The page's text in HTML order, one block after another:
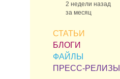
2 недели назад
за месяц
СТАТЬИ
БЛОГИ
ФАЙЛЫ
ПРЕСС-РЕЛИЗЫ